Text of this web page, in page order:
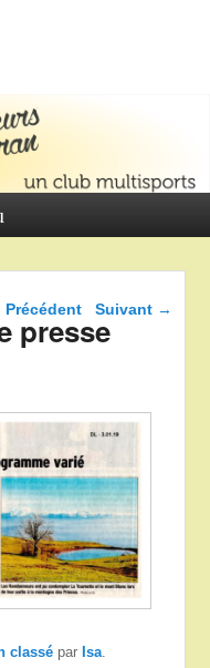
DU
Un club multi sports
Navigation dans les
Précédent Suivant →
presse
classé parIsa